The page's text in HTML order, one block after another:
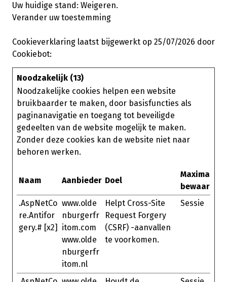
Uw huidige stand: Weigeren.
Verander uw toestemming
Cookieverklaring laatst bijgewerkt op 25/07/2026 door
Cookiebot:
Noodzakelijk (13)
Noodzakelijke cookies helpen een website
bruikbaarder te maken, door basisfuncties als
paginanavigatie en toegang tot beveiligde
gedeelten van de website mogelijk te maken.
Zonder deze cookies kan de website niet naar
behoren werken.
Naam Aanbieder Doel
Maximale
.AspNetCo
re.Antifor
gery.# [x2]
www.olde
nburgerfr
itom.com
www.olde
nburgerfr
itom.nl
Helpt Cross-Site
Request Forgery
(CSRF) -aanvallen
te voorkomen.
Sessie